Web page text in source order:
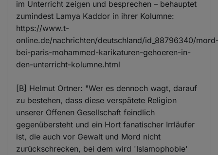
im Unterricht zeigen und besprechen – behauptet
zumindest Lamya Kaddor in ihrer Kolumne:
https://www.t-
online.de/nachrichten/deutschland/id_88796340/
bei-paris-mohammed-karikaturen-gehoeren-in-
den-unterricht-kolumne.html
[B] Helmut Ortner: "Wer es dennoch wagt, darauf
zu bestehen, dass diese verspätete Religion
unserer Offenen Gesellschaft feindlich
gegenübersteht und ein Hort fanatischer Irrläufer
ist, die auch vor Gewalt und Mord nicht
zurückschrecken, bei dem wird 'Islamophobie'